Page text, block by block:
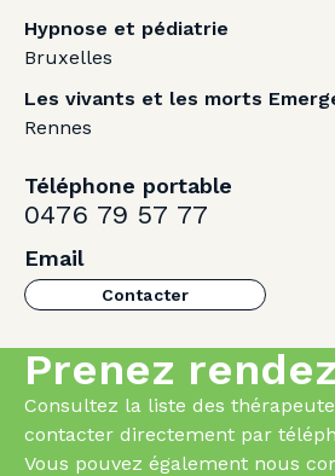
Hypnose et pédiatrie
Bruxelles
Les vivants et les morts
Rennes
Téléphone portable
0476 79 57 77
Email
Contacter
Prenez
Consultez la liste des
contacter directement par
Vous pouvez également nous